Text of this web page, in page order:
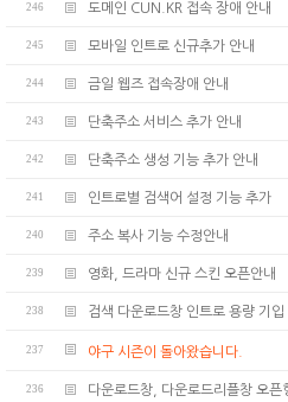
246 도메인 CUN.KR 접속 장애 안내
245 모바일 인트로 신규추가 안내
244 금일 웹즈 접속장애 안내
243 단축주소 서비스 추가 안내
242 단축주소 생성 기능 추가 안내
241 인트로별 검색어 설정 기능 추가
240 주소 복사 기능 수정안내
239 영화, 드라마 신규 스킨 오픈안내
238 검색 다운로드창 인트로 용량 기입
237 야구 시즌이 돌아왔습니다.
236 다운로드창, 다운로드리플창 오픈